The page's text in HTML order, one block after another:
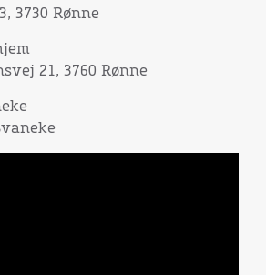
3730 Rønne
21, 3760 Rønne